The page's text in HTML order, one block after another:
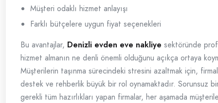
Müşteri odaklı hizmet anlayışı
Farklı bütçelere uygun fiyat seçenekleri
Bu avantajlar, Denizli evden eve nakliye sektöründe
hizmet almanın ne denli önemli olduğunu açıkça ortaya
Müşterilerin taşınma sürecindeki stresini azaltmak için,
destek ve rehberlik büyük bir rol oynamaktadır. Sorunsuz
gerekli tüm hazırlıkları yapan firmalar, her aşamada